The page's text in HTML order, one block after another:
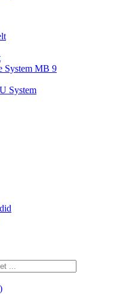
System MB 9
System